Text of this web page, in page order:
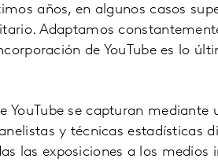
años, en algunos casos
Adaptamos
de YouTube es lo
YouTube se capturan
y técnicas estadísticas
las exposiciones a los medios